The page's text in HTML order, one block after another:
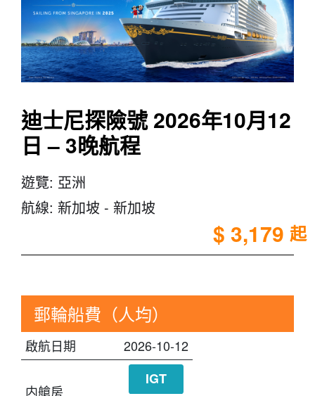
迪士尼探險號 2026年10月12
日 – 3晚航程
遊覽: 亞洲
航線: 新加坡 - 新加坡
$ 3,179 起
郵輪船費（人均）
2026-10-12
IGT